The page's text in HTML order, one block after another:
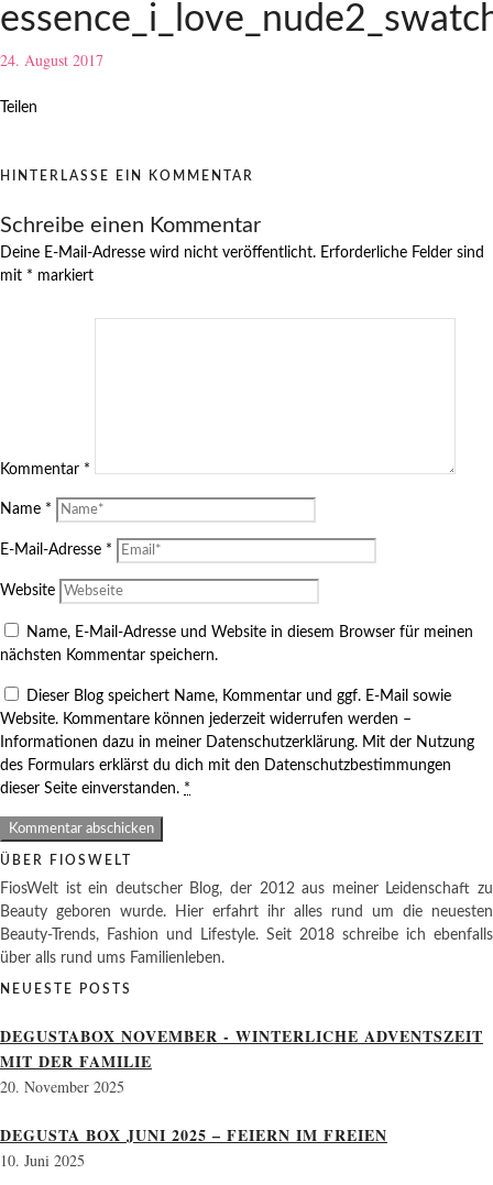
24. August 2017
Teilen
HINTERLASSE EIN KOMMENTAR
Schreibe einen Kommentar
Deine E-Mail-Adresse wird nicht veröffentlicht. Erforderliche Felder sind
mit * markiert
Kommentar *
Name *
E-Mail-Adresse *
Website
Name, E-Mail-Adresse und Website in diesem Browser für meinen
nächsten Kommentar speichern.
Dieser Blog speichert Name, Kommentar und ggf. E-Mail sowie
Website. Kommentare können jederzeit widerrufen werden –
Informationen dazu in meiner Datenschutzerklärung. Mit der Nutzung
des Formulars erklärst du dich mit den Datenschutzbestimmungen
dieser Seite einverstanden. *
ÜBER FIOSWELT
FiosWelt ist ein deutscher Blog, der 2012 aus meiner Leidenschaft zu
Beauty geboren wurde. Hier erfahrt ihr alles rund um die neuesten
Beauty-Trends, Fashion und Lifestyle. Seit 2018 schreibe ich ebenfalls
über alls rund ums Familienleben.
NEUESTE POSTS
DEGUSTABOX NOVEMBER - WINTERLICHE ADVENTSZEIT
MIT DER FAMILIE
20. November 2025
DEGUSTA BOX JUNI 2025 – FEIERN IM FREIEN
10. Juni 2025